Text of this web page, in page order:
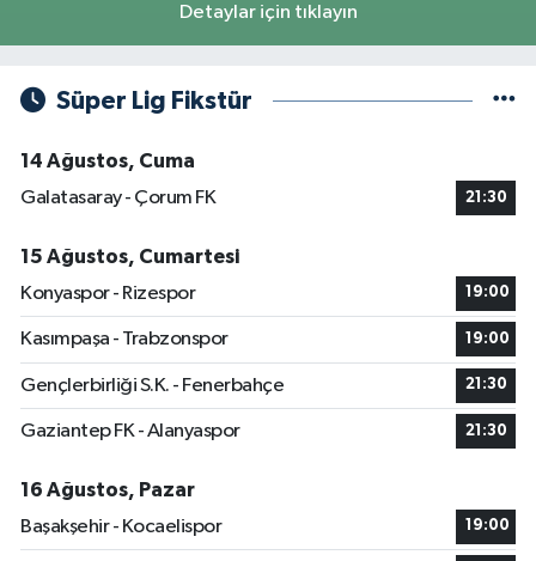
Detaylar için tıklayın
Süper Lig Fikstür
14 Ağustos, Cuma
Galatasaray - Çorum FK
21:30
15 Ağustos, Cumartesi
Konyaspor - Rizespor
19:00
Kasımpaşa - Trabzonspor 19:00
Gençlerbirliği S.K. - Fenerbahçe 21:30
Gaziantep FK - Alanyaspor 21:30
16 Ağustos, Pazar
Başakşehir - Kocaelispor
19:00